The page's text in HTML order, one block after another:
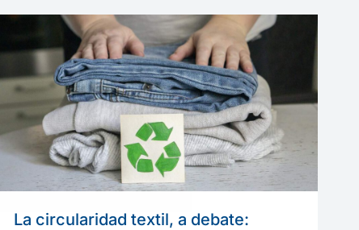
La circularidad textil, a debate: